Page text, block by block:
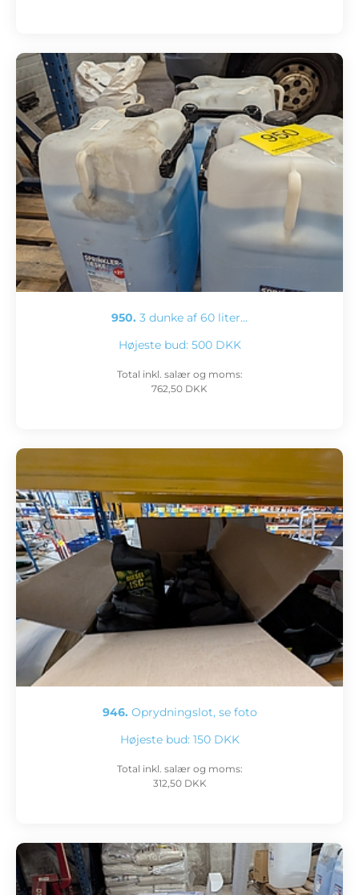
950. 3 dunke af 60 liter…
Højeste bud: 500 DKK
Total inkl. salær og moms:
762,50 DKK
946. Oprydningslot, se foto
Højeste bud: 150 DKK
Total inkl. salær og moms:
312,50 DKK